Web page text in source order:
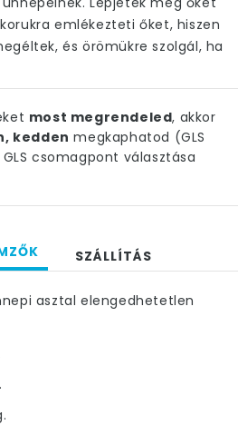
emlékezteti őket, hiszen
és örömükre szolgál, ha
most megrendeled, akkor
kedden megkaphatod (GLS
csomagpont választása
SZÁLLÍTÁS
asztal elengedhetetlen